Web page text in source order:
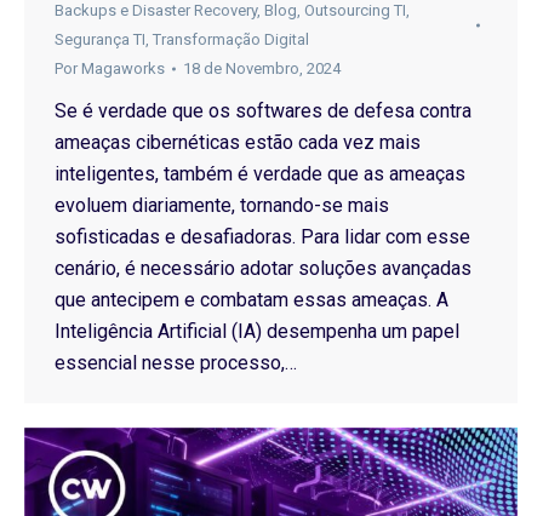
Backups e Disaster Recovery, Blog, Outsourcing TI,
Segurança TI, Transformação Digital
Por Magaworks 18 de Novembro, 2024
Se é verdade que os softwares de defesa contra
ameaças cibernéticas estão cada vez mais
inteligentes, também é verdade que as ameaças
evoluem diariamente, tornando-se mais
sofisticadas e desafiadoras. Para lidar com esse
cenário, é necessário adotar soluções avançadas
que antecipem e combatam essas ameaças. A
Inteligência Artificial (IA) desempenha um papel
essencial nesse processo,…